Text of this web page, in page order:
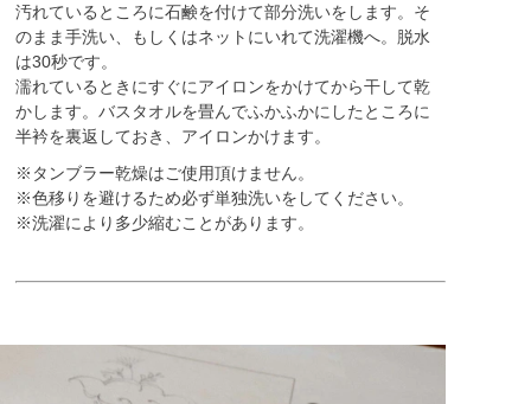
汚れているところに石鹸を付けて部分洗いをします。そ
のまま手洗い、もしくはネットにいれて洗濯機へ。脱水
は30秒です。
濡れているときにすぐにアイロンをかけてから干して乾
かします。バスタオルを畳んでふかふかにしたところに
半衿を裏返しておき、アイロンかけます。
※タンブラー乾燥はご使用頂けません。
※色移りを避けるため必ず単独洗いをしてください。
※洗濯により多少縮むことがあります。